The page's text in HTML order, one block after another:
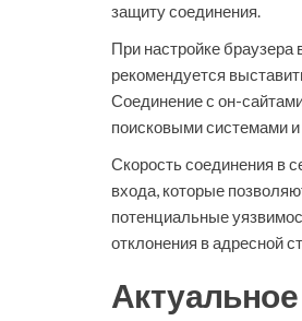
защиту соединения.
При настройке браузера
рекомендуется
Соединение с он-
поисковыми системами
Скорость соединения в
входа, которые
потенциальные
отклонения в адресной